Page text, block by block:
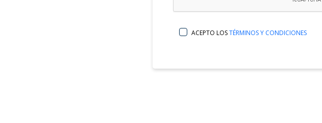
ACEPTO LOSTÉRMINOS Y CONDICIONES